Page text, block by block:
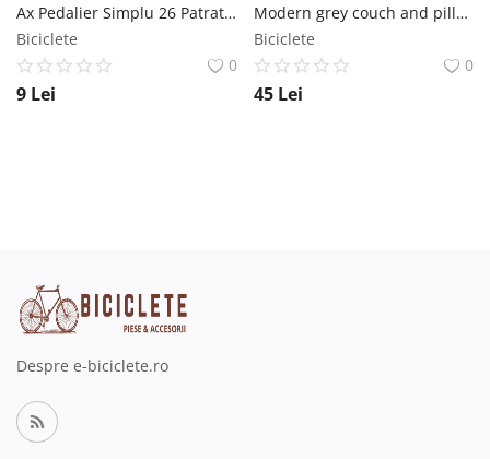
Ax Pedalier Simplu 26 Patrat cu Surub D2 MX Biciclete
Biciclete
0
9 Lei
Modern grey couch and pillows
Biciclete
0
45 Lei
Despre e-biciclete.ro